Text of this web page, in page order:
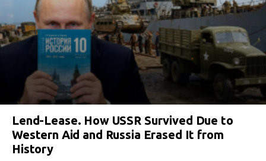
Lend-Lease. How USSR Survived Due to
Western Aid and Russia Erased It from
History